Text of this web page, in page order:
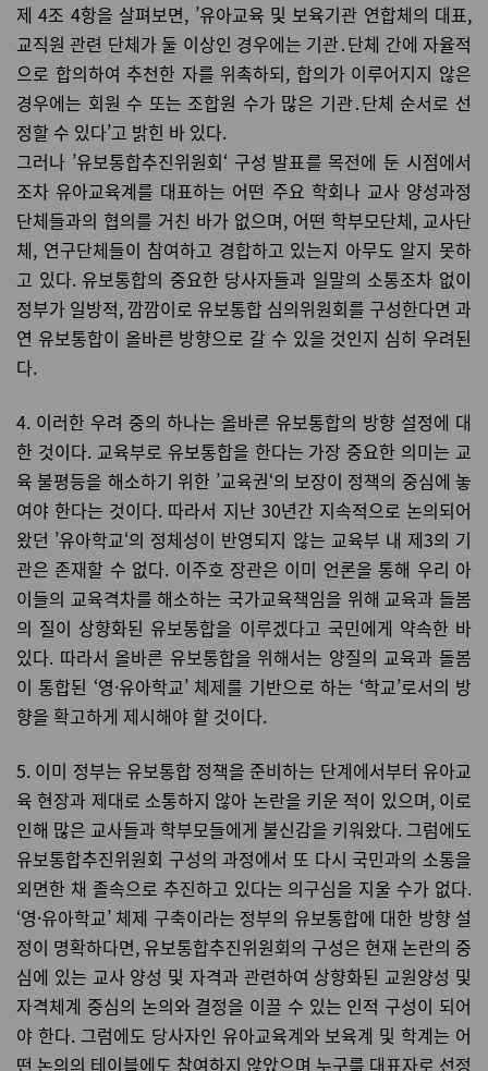
제 4조 4항을 살펴보면, ’유아교육 및 보육기관 연합체의 대표,
교직원 관련 단체가 둘 이상인 경우에는 기관․단체 간에 자율적
으로 합의하여 추천한 자를 위촉하되, 합의가 이루어지지 않은
경우에는 회원 수 또는 조합원 수가 많은 기관․단체 순서로 선
정할 수 있다’고 밝힌 바 있다.
그러나 ’유보통합추진위원회‘ 구성 발표를 목전에 둔 시점에서
조차 유아교육계를 대표하는 어떤 주요 학회나 교사 양성과정
단체들과의 협의를 거친 바가 없으며, 어떤 학부모단체, 교사단
체, 연구단체들이 참여하고 경합하고 있는지 아무도 알지 못하
고 있다. 유보통합의 중요한 당사자들과 일말의 소통조차 없이
정부가 일방적, 깜깜이로 유보통합 심의위원회를 구성한다면 과
연 유보통합이 올바른 방향으로 갈 수 있을 것인지 심히 우려된
다.
4. 이러한 우려 중의 하나는 올바른 유보통합의 방향 설정에 대
한 것이다. 교육부로 유보통합을 한다는 가장 중요한 의미는 교
육 불평등을 해소하기 위한 ’교육권‘의 보장이 정책의 중심에 놓
여야 한다는 것이다. 따라서 지난 30년간 지속적으로 논의되어
왔던 ’유아학교‘의 정체성이 반영되지 않는 교육부 내 제3의 기
관은 존재할 수 없다. 이주호 장관은 이미 언론을 통해 우리 아
이들의 교육격차를 해소하는 국가교육책임을 위해 교육과 돌봄
의 질이 상향화된 유보통합을 이루겠다고 국민에게 약속한 바
있다. 따라서 올바른 유보통합을 위해서는 양질의 교육과 돌봄
이 통합된 ‘영·유아학교’ 체제를 기반으로 하는 ‘학교’로서의 방
향을 확고하게 제시해야 할 것이다.
5. 이미 정부는 유보통합 정책을 준비하는 단계에서부터 유아교
육 현장과 제대로 소통하지 않아 논란을 키운 적이 있으며, 이로
인해 많은 교사들과 학부모들에게 불신감을 키워왔다. 그럼에도
유보통합추진위원회 구성의 과정에서 또 다시 국민과의 소통을
외면한 채 졸속으로 추진하고 있다는 의구심을 지울 수가 없다.
‘영·유아학교’ 체제 구축이라는 정부의 유보통합에 대한 방향 설
정이 명확하다면, 유보통합추진위원회의 구성은 현재 논란의 중
심에 있는 교사 양성 및 자격과 관련하여 상향화된 교원양성 및
자격체계 중심의 논의와 결정을 이끌 수 있는 인적 구성이 되어
야 한다. 그럼에도 당사자인 유아교육계와 보육계 및 학계는 어
떤 논의의 테이블에도 참여하지 않았으며 누구를 대표자로 선정